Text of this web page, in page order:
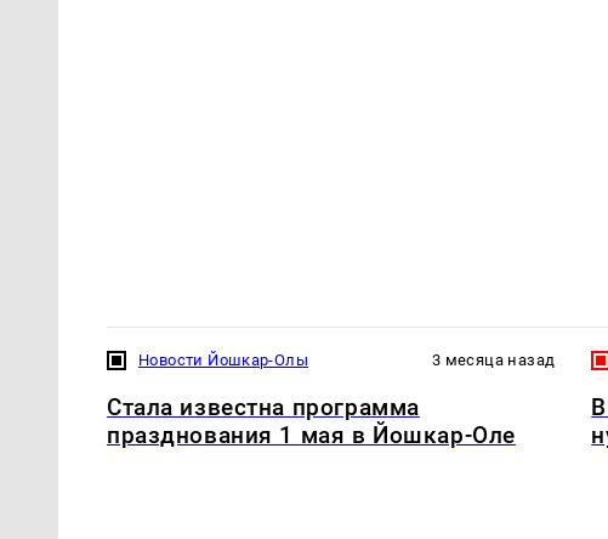
Новости Йошкар-Олы 3 месяца назад
Стала известна программа
празднования 1 мая в Йошкар-Оле